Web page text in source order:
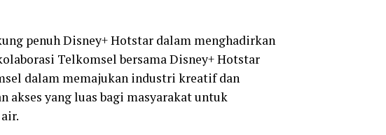
penuh Disney+ Hotstar dalam menghadirkan
Telkomsel bersama Disney+ Hotstar
dalam memajukan industri kreatif dan
akses yang luas bagi masyarakat untuk